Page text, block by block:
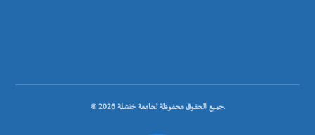
© جميع الحقوق محفوظة لجامعة خنشلة 2026.